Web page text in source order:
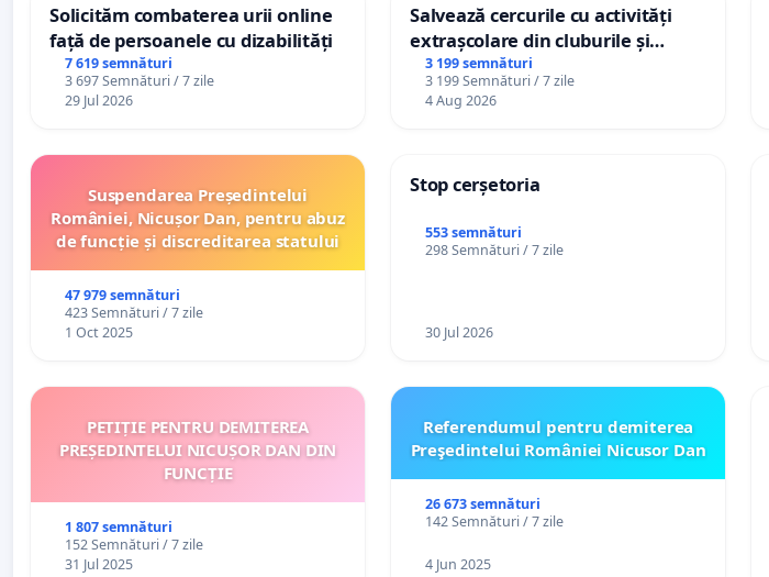
Solicităm combaterea urii online
față de persoanele cu dizabilități
7 619 semnături
3 697 Semnături / 7 zile
29 Jul 2026
Salvează cercurile cu activități
extrașcolare din cluburile și
palatele copiilor
3 199 semnături
3 199 Semnături / 7 zile
4 Aug 2026
Suspendarea Președintelui
României, Nicușor Dan, pentru abuz
de funcție și discreditarea statului
47 979 semnături
423 Semnături / 7 zile
1 Oct 2025
Stop cerșetoria
553 semnături
298 Semnături / 7 zile
30 Jul 2026
PETIȚIE PENTRU DEMITEREA
PREȘEDINTELUI NICUȘOR DAN DIN
FUNCȚIE
1 807 semnături
152 Semnături / 7 zile
31 Jul 2025
Referendumul pentru demiterea
Preşedintelui României Nicusor Dan
26 673 semnături
142 Semnături / 7 zile
4 Jun 2025